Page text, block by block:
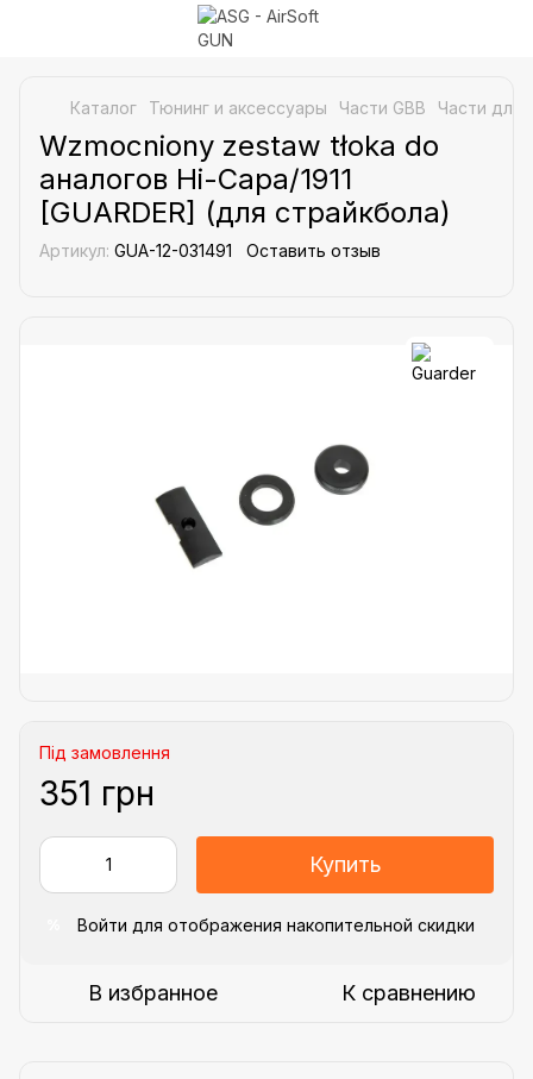
Каталог Тюнинг и аксессуары Части GBB Части для
Wzmocniony zestaw tłoka do
аналогов Hi-Capa/1911
[GUARDER] (для страйкбола)
Артикул: GUA-12-031491 Оставить отзыв
Під замовлення
351 грн
Купить
Войти для отображения накопительной скидки
В избранное К сравнению